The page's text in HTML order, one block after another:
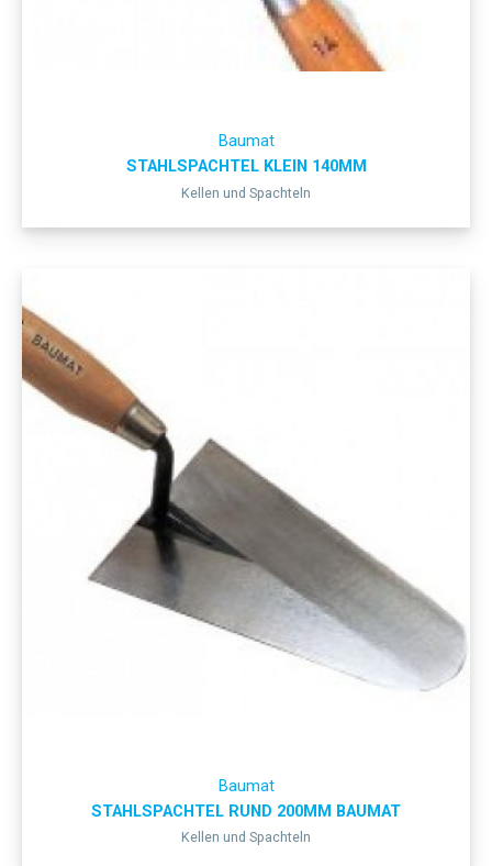
Baumat
STAHLSPACHTEL KLEIN 140MM
Kellen und Spachteln
Baumat
STAHLSPACHTEL RUND 200MM BAUMAT
Kellen und Spachteln